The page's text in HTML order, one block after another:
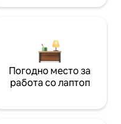
Погодно место за
работа со лаптоп